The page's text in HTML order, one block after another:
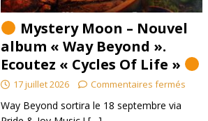
Mystery Moon – Nouvel
album « Way Beyond ».
Ecoutez « Cycles Of Life »
17 juillet 2026 Commentaires fermés
Way Beyond sortira le 18 septembre via